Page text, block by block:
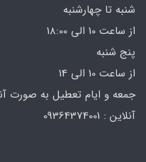
شنبه تا چهارشنبه
از ساعت 10 الی 18:00
پنج شنبه
از ساعت 10 الی 14
جمعه و ایام تعطیل به صورت